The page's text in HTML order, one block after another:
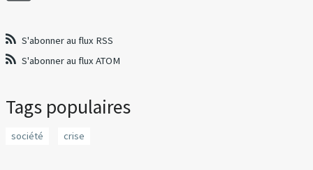
S'abonner au flux RSS
S'abonner au flux ATOM
Tags populaires
société crise